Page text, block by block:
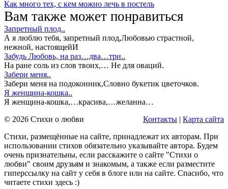
Как много тех, с кем можно лечь в постель
Вам также может понравиться
Запретный плод..
А я люблю тебя, запретный плод,Любовью страстной,
нежной, настоящейИ
Забудь Любовь, на раз…два…три..
На ране соль из слов твоих,… Не для оваций.
Забери меня..
Забери меня на подоконник,Словно букетик цветочков.
Я женщина-кошка..
Я женщина-кошка,…красива,…желанна…
© 2026 Стихи о любви
Контакты | Карта сайта
Стихи, размещённые на сайте, принадлежат их авторам. При
использовании стихов обязательно указывайте автора. Будем
очень признательны, если расскажите о сайте "Стихи о
любви" своим друзьям и знакомым, а также если разместите
гиперссылку на сайт у себя в блоге или на сайте. Спасибо, что
читаете стихи здесь :)